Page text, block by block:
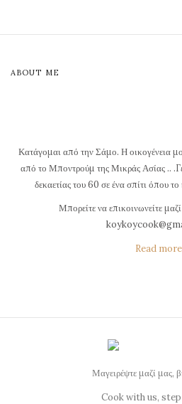
ABOUT ME
Κατάγομαι από την Σάμο. Η οικογένεια
από το Μποντρούμ της Μικράς Ασίας ..
δεκαετίας του 60 σε ένα σπίτι όπου
Μπορείτε να επικοινωνείτε
Read more
Μαγειρέψτε μαζί μας,
Cook with us,